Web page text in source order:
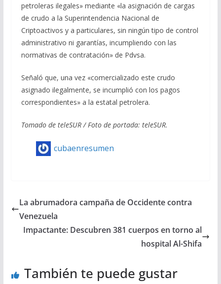
petroleras ilegales» mediante «la asignación de cargas
de crudo a la Superintendencia Nacional de
Criptoactivos y a particulares, sin ningún tipo de control
administrativo ni garantías, incumpliendo con las
normativas de contratación» de Pdvsa.
Señaló que, una vez «comercializado este crudo
asignado ilegalmente, se incumplió con los pagos
correspondientes» a la estatal petrolera.
Tomado de teleSUR / Foto de portada: teleSUR.
cubaenresumen
La abrumadora campaña de Occidente contra
Venezuela
Impactante: Descubren 381 cuerpos en torno al
hospital Al-Shifa
También te puede gustar